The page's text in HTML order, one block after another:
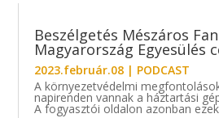
Beszélgetés Mészáros
Magyarország Egyesülés
2023.február.08 | PODCAST
A környezetvédelmi
napirenden vannak a háztartási
A fogyasztói oldalon azonban ezek